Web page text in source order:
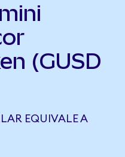
(GUSD
EQUIVALE A